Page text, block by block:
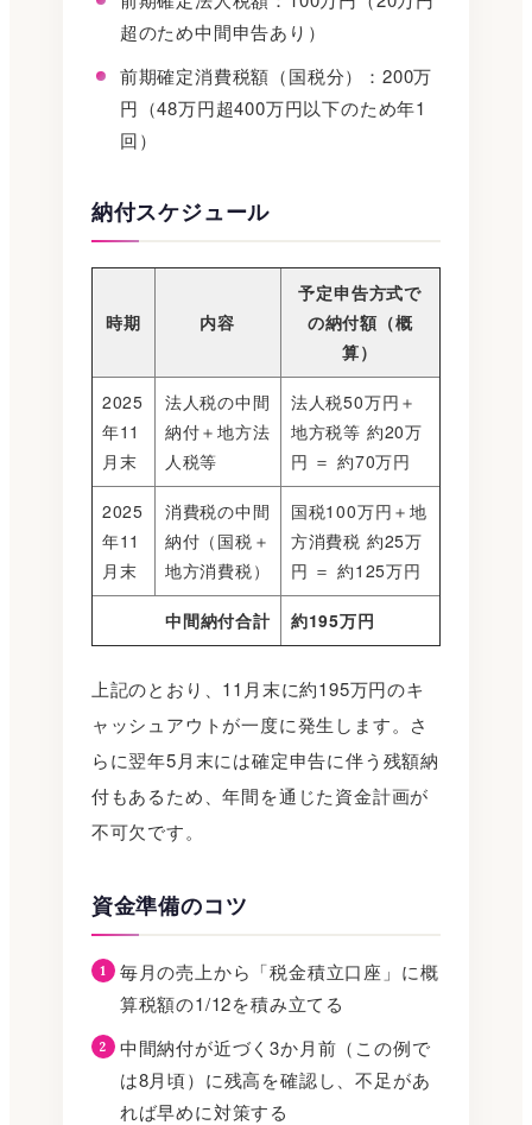
超のため中間申告あり）
前期確定消費税額（国税分）：200万
円（48万円超400万円以下のため年1
回）
納付スケジュール
時期 内容
予定申告方式で
の納付額（概
算）
2025
年11
月末
法人税の中間
納付＋地方法
人税等
法人税50万円＋
地方税等 約20万
円 ＝ 約70万円
2025
年11
月末
消費税の中間
納付（国税＋
地方消費税）
国税100万円＋地
方消費税 約25万
円 ＝ 約125万円
中間納付合計 約195万円
上記のとおり、11月末に約195万円のキ
ャッシュアウトが一度に発生します。さ
らに翌年5月末には確定申告に伴う残額納
付もあるため、年間を通じた資金計画が
不可欠です。
資金準備のコツ
毎月の売上から「税金積立口座」に概
算税額の1/12を積み立てる
中間納付が近づく3か月前（この例で
は8月頃）に残高を確認し、不足があ
れば早めに対策する